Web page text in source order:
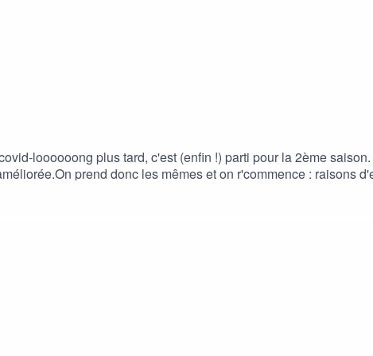
loooooong plus tard, c'est (enfin !) parti pour la 2ème
prend donc les mêmes et on r'commence : raisons
se retrouve très vite avec les premiers invités.Anna